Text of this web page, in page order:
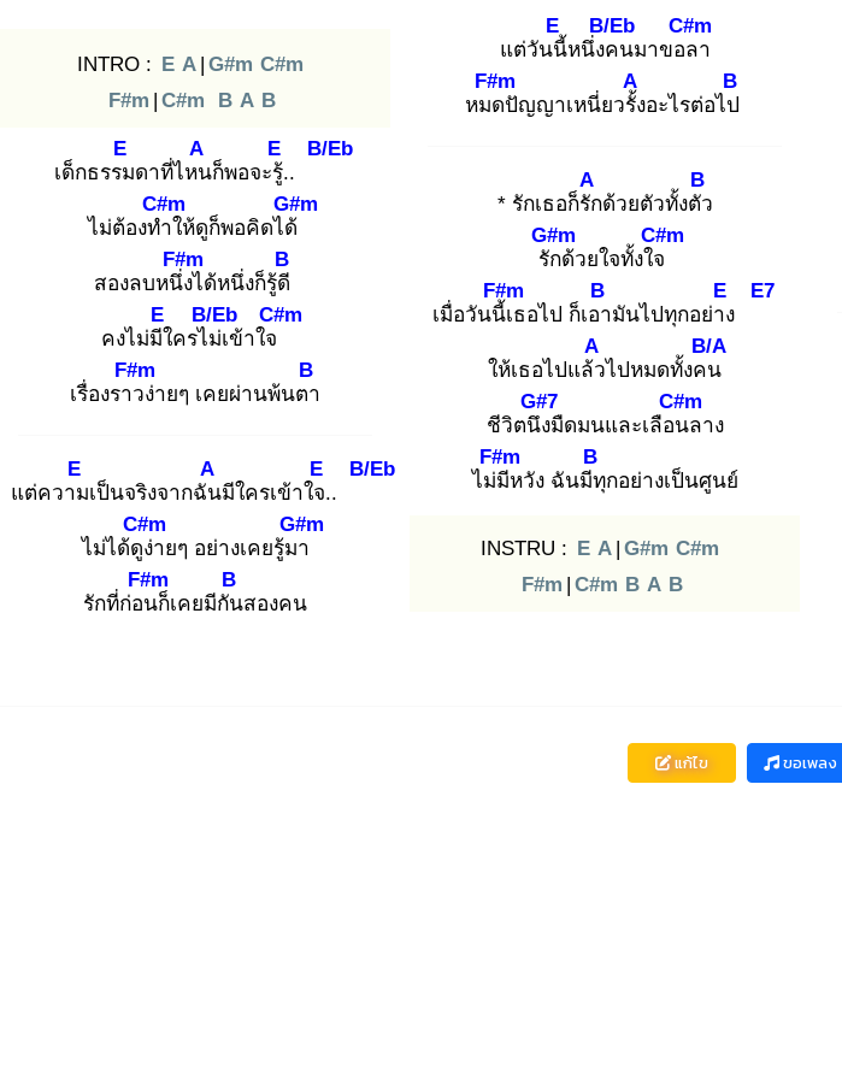
INTRO : E A | G#m C#m
F#m | C#m B A B
เด็กธรรม
E
ดาที่ไหน
A
ก็พอจะรู้.
E
.
B/Eb
ไม่ต้องทำ
C#m
ให้ดูก็พอคิดได้
G#m
สองลบหนึ่ง
F#m
ได้หนึ่งก็รู้ดี
B
คงไม่มีใ
E
ครไม่
B/Eb
เข้าใจ
C#m
เรื่องราว
F#m
ง่ายๆ เคยผ่านพ้นตา
B
แต่ความ
E
เป็นจริงจากฉัน
A
มีใครเข้าใจ.
E
.
B/Eb
ไม่ได้ดูง่
C#m
ายๆ อย่างเคยรู้มา
G#m
รักที่ก่อน
F#m
ก็เคยมีกัน
B
สองคน
แต่วันนี้
E
หนึ่งค
B/Eb
นมาขอล
C#m
า
หมด
F#m
ปัญญาเหนี่ยวรั้ง
A
อะไรต่อไป
B
* รักเธอก็รัก
A
ด้วยตัวทั้งตัว
B
รัก
G#m
ด้วยใจทั้งใจ
C#m
เมื่อวันนี้เ
F#m
ธอไป ก็เอา
B
มันไปทุกอย่าง
E E7
ให้เธอไปแล้ว
A
ไปหมดทั้งคน
B/A
ชีวิตนึง
G#7
มืดมนและเลือน
C#m
ลาง
ไม่มี
F#m
หวัง ฉันมีทุ
B
กอย่างเป็นศูนย์
INSTRU : E A | G#m C#m
F#m | C#m B A B
แก้ไข ขอเพลง